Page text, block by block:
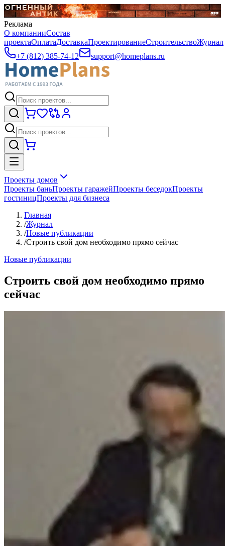
Реклама
О компанииСостав
проектаОплатаДоставкаПроектированиеСтроительствоЖурнал
+7 (812) 385-74-12
support@homeplans.ru
Проекты домов
Проекты баньПроекты гаражейПроекты беседокПроекты
гостиницПроекты для бизнеса
Главная
/Журнал
/Новые публикации
/Строить свой дом необходимо прямо сейчас
Новые публикации
Строить свой дом необходимо прямо
сейчас